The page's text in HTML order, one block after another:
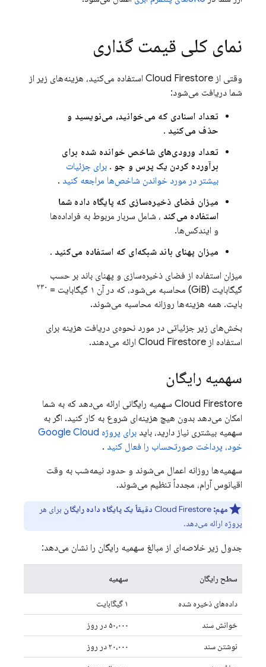
نمای کلی قیمت گذاری
وقتی از Cloud Firestore استفاده می‌کنید، هزینه‌های زیر از
شما دریافت می‌شود:
تعداد اسنادی که می‌خوانید، می‌نویسید و
حذف می‌کنید .
تعداد ورودی‌های شاخص خوانده شده برای
برآورده کردن یک پرس و جو . برای جزئیات
بیشتر در مورد خواندن شاخص‌ها مراجعه کنید .
میزان فضای ذخیره‌سازی که پایگاه داده شما
استفاده می‌کند ، شامل سربار مربوط به فراداده‌ها
و ایندکس‌ها.
میزان پهنای باند شبکه‌ای که استفاده می‌کنید .
میزان استفاده از فضای ذخیره‌سازی و پهنای باند بر حسب
گیگابایت (GiB) محاسبه می‌شود، که در آن ۱ گیگابایت =
۲۳۰
بایت. همه هزینه‌ها روزانه محاسبه می‌شوند.
بخش‌های زیر جزئیاتی در مورد نحوه‌ی دریافت هزینه برای
استفاده از Cloud Firestore ارائه می‌دهند.
سهمیه رایگان
Cloud Firestore سهمیه رایگانی ارائه می‌دهد که به شما
امکان می‌دهد بدون هیچ هزینه‌ای شروع به کار کنید. اگر به
سهمیه بیشتری نیاز دارید، باید برای پروژه Google Cloud
خود، پرداخت صورتحساب را فعال کنید .
سهمیه‌ها روزانه اعمال می‌شوند و حدود نیمه‌شب به وقت
اقیانوس آرام، مجدداً تنظیم می‌شوند.
مهم: Cloud Firestore دقیقاً یک پایگاه داده رایگان برای هر
پروژه ارائه می‌دهد.
جدول زیر خلاصه‌ای از مبالغ سهمیه رایگان را نشان می‌دهد:
سطح رایگان سهمیه
داده‌های ذخیره شده
۱ گیگابایت
خوانش سند
۵۰،۰۰۰ در روز
نوشتن سند
۲۰،۰۰۰ در روز